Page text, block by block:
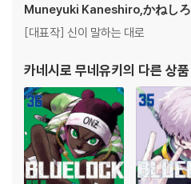
Muneyuki Kaneshiro,かねし
[대표작] 신이 말하는 대로
카네시로 무네유키 의 다른 상품